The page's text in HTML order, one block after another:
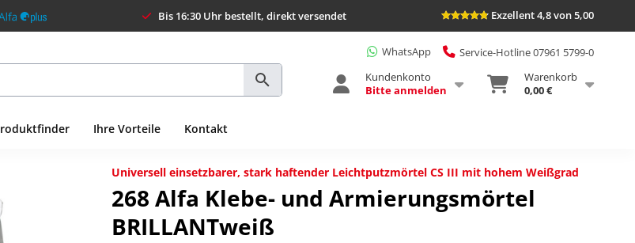
Bis 16:30 Uhr bestellt, direkt versendet Exzellent 4,8 von 5,00
WhatsApp
Service-Hotline 07961 5799-0
Kundenkonto
Bitte anmelden
Warenkorb
0,00 €
Ihre Vorteile Kontakt
Universell einsetzbarer, stark haftender Leichtputzmörtel CS III mit hohem Weißgrad
268 Alfa Klebe- und Armierungsmörtel
BRILLANTweiß